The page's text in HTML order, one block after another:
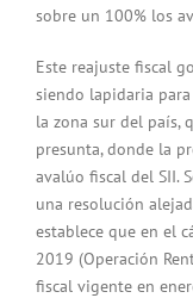
sobre un 100% los
Este reajuste fiscal
siendo lapidaria
la zona sur del país,
presunta, donde la
avalúo fiscal del SII.
una resolución
establece que en el
2019 (Operación
fiscal vigente en